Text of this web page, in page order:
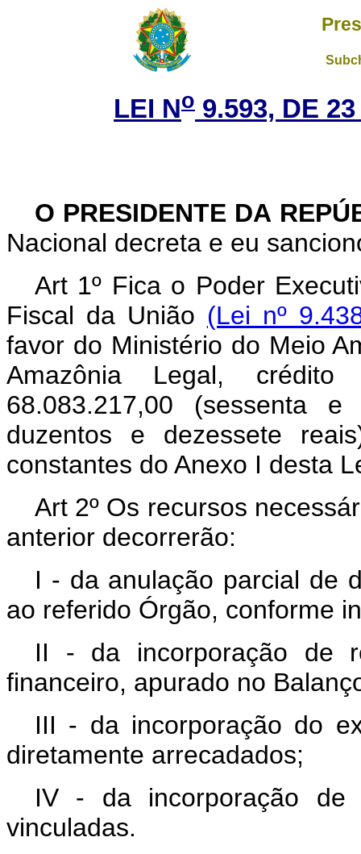
LEI No 9.593, DE
O PRESIDENTE DA
Nacional decreta e eu
Art 1º Fica o Poder
Fiscal da União (Lei nº
favor do Ministério do Meio
Amazônia Legal,
68.083.217,00 (sessenta
duzentos e dezessete
constantes do Anexo I desta
Art 2º Os recursos
anterior decorrerão:
I - da anulação parcial de
ao referido Órgão, conforme
II - da incorporação de
financeiro, apurado no
III - da incorporação do
diretamente arrecadados;
IV - da incorporação de
vinculadas.